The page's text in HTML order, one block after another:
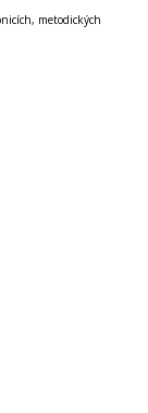
metodických